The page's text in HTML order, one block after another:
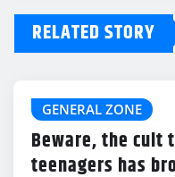
RELATED STORY
GENERAL ZONE
Beware, the cult
teenagers has